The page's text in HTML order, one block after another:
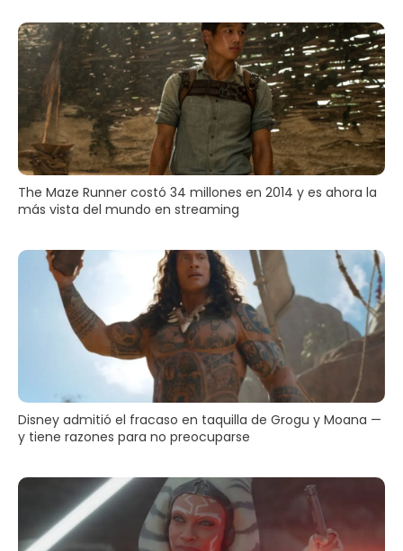
The Maze Runner costó 34 millones en 2014 y es ahora la
más vista del mundo en streaming
Disney admitió el fracaso en taquilla de Grogu y Moana —
y tiene razones para no preocuparse